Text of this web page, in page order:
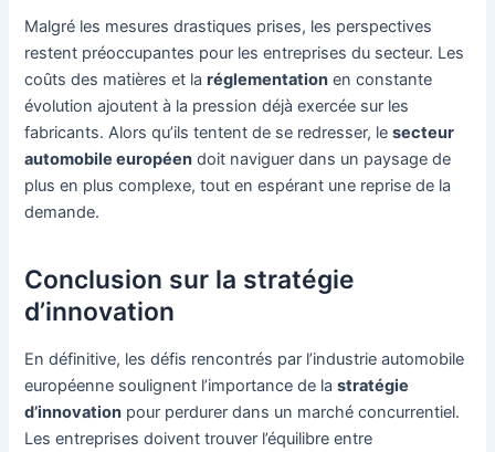
Malgré les mesures drastiques prises, les perspectives
restent préoccupantes pour les entreprises du secteur. Les
coûts des matières et laréglementation en constante
évolution ajoutent à la pression déjà exercée sur les
fabricants. Alors qu’ils tentent de se redresser, lesecteur
automobile européen doit naviguer dans un paysage de
plus en plus complexe, tout en espérant une reprise de la
demande.
Conclusion sur la stratégie
d’innovation
En définitive, les défis rencontrés par l’industrie automobile
européenne soulignent l’importance de lastratégie
d’innovation pour perdurer dans un marché concurrentiel.
Les entreprises doivent trouver l’équilibre entre